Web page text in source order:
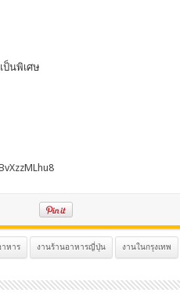
ป็นพิเศษ
หาร งานร้านอาหารญี่ปุ่น งานในกรุงเทพ